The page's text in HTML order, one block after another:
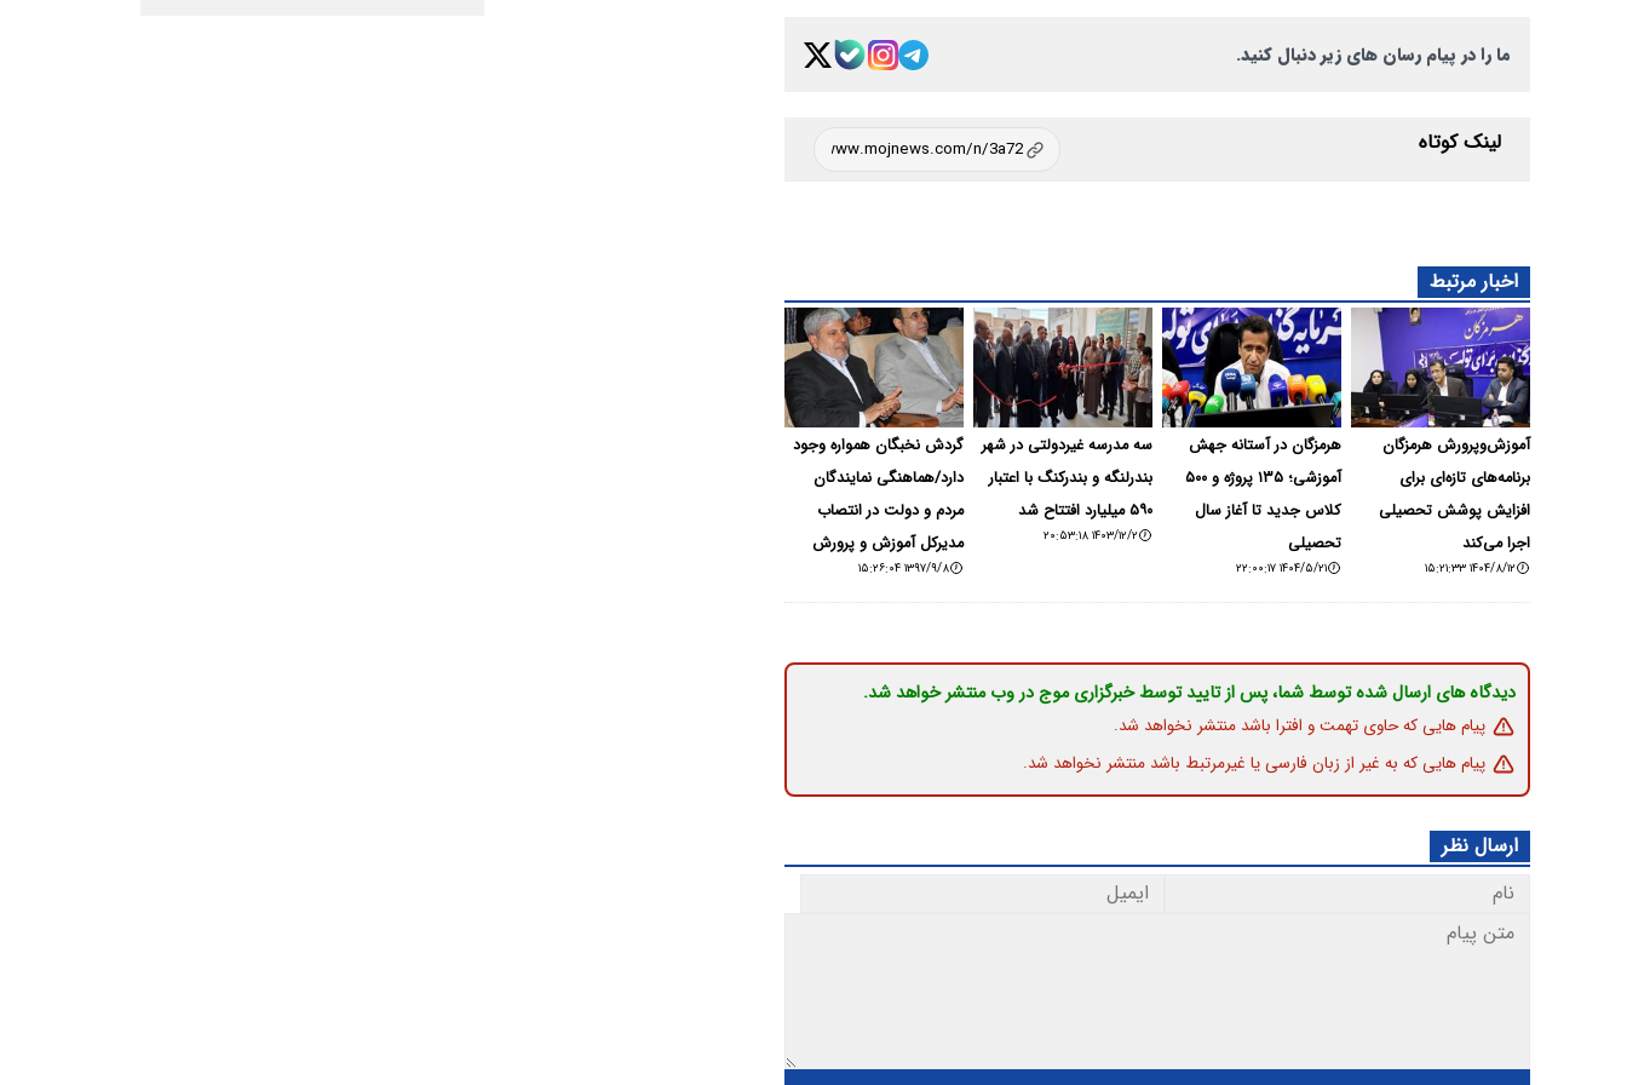
ما را در پیام رسان های زیر دنبال کنید.
لینک کوتاه
اخبار مرتبط
آموزش‌وپرورش هرمزگان
برنامه‌های تازه‌ای برای
افزایش پوشش تحصیلی
اجرا می‌کند
۱۴۰۴/۸/۱۲ ۱۵:۲۱:۳۳
هرمزگان در آستانه جهش
آموزشی؛ ۱۳۵ پروژه و ۵۰۰
کلاس جدید تا آغاز سال
تحصیلی
۱۴۰۴/۵/۲۱ ۲۲:۰۰:۱۷
سه مدرسه غیردولتی در شهر
بندرلنگه و بندرکنگ با اعتبار
۵۹۰ میلیارد افتتاح شد
۱۴۰۳/۱۲/۲ ۲۰:۵۳:۱۸
گردش نخبگان همواره وجود
دارد/هماهنگی نمایندگان
مردم و دولت در انتصاب
مدیرکل آموزش و پرورش
۱۳۹۷/۹/۸ ۱۵:۲۶:۰۴
دیدگاه های ارسال شده توسط شما، پس از تایید توسط خبرگزاری موج در وب منتشر خواهد شد.
پیام هایی که حاوی تهمت و افترا باشد منتشر نخواهد شد.
پیام هایی که به غیر از زبان فارسی یا غیرمرتبط باشد منتشر نخواهد شد.
ارسال نظر